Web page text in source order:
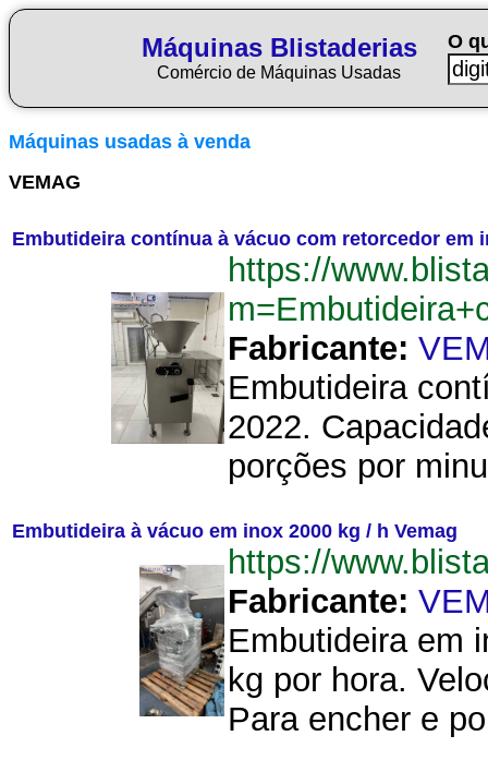
Máquinas Blistaderias
Comércio de Máquinas Usadas
O
Máquinas usadas à venda
VEMAG
Embutideira contínua à vácuo com retorcedor em
https://
Fabricante:
Embutideira
2022.
porções por
Embutideira à vácuo em inox 2000 kg / h Vemag
https://
Fabricante:
Embutideira em
kg por hora.
Para encher e